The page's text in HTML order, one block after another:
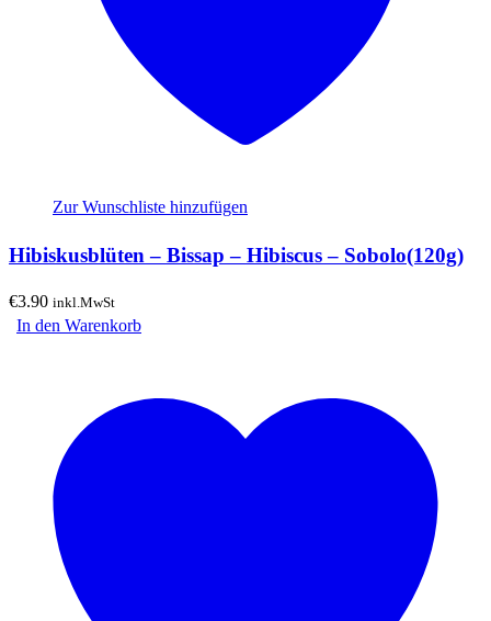
Zur Wunschliste hinzufügen
Hibiskusblüten – Bissap – Hibiscus – Sobolo(120g)
€3.90 inkl.MwSt
In den Warenkorb